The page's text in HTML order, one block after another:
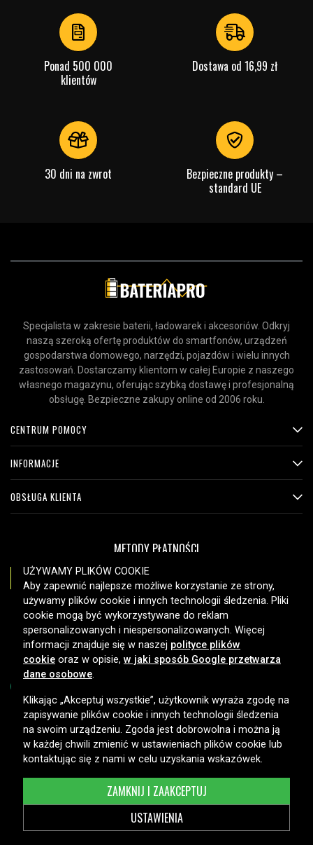
Ponad 500 000
klientów
Dostawa od 16,99 zł
30 dni na zwrot
Bezpieczne produkty –
standard UE
Specjalista w zakresie baterii, ładowarek i akcesoriów. Odkryj
naszą szeroką ofertę produktów do smartfonów, urządzeń
gospodarstwa domowego, narzędzi, pojazdów i wielu innych
zastosowań. Dostarczamy klientom w całej Europie z naszego
własnego magazynu, oferując szybką dostawę i profesjonalną
obsługę. Bezpieczne zakupy online od 2006 roku.
CENTRUM POMOCY
INFORMACJE
OBSŁUGA KLIENTA
METODY PŁATNOŚCI
OPCJE DOSTAWY
Copyright © 2026, Spares Nordic AB
UŻYWAMY PLIKÓW COOKIE
Aby zapewnić najlepsze możliwe korzystanie ze strony,
używamy plików cookie i innych technologii śledzenia. Pliki
cookie mogą być wykorzystywane do reklam
spersonalizowanych i niespersonalizowanych. Więcej
informacji znajduje się w naszej polityce plików
cookie oraz w opisie, w jaki sposób Google przetwarza
dane osobowe.
Klikając „Akceptuj wszystkie”, użytkownik wyraża zgodę na
zapisywanie plików cookie i innych technologii śledzenia
na swoim urządzeniu. Zgoda jest dobrowolna i można ją
w każdej chwili zmienić w ustawieniach plików cookie lub
kontaktując się z nami w celu uzyskania wskazówek.
USTAWIENIA
ZAMKNIJ I ZAAKCEPTUJ